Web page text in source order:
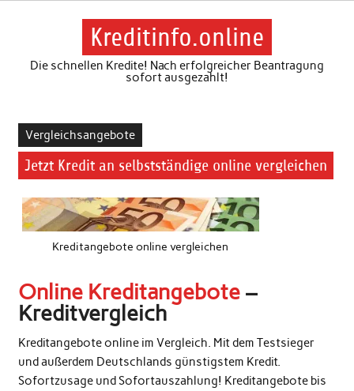
Skip
Kreditinfo.online
Die schnellen Kredite! Nach erfolgreicher Beantragung
sofort ausgezahlt!
Vergleichsangebote
Jetzt Kredit an selbstständige online vergleichen
Kreditangebote online vergleichen
Online Kreditangebote–
Kreditvergleich
Kreditangebote online im Vergleich. Mit dem Testsieger
und außerdem Deutschlands günstigstem Kredit.
Sofortzusage und Sofortauszahlung! Kreditangebote bis